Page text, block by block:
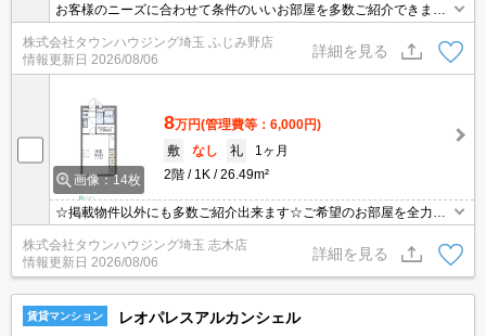
お客様のニーズに合わせて条件のいいお部屋を多数ご紹介できます♪
情報数No.1のタウンハウジングまで是非お問い合わせください！
株式会社タウンハウジング埼玉 ふじみ野店
情報更新日 2026/08/06
詳細を見る
画像：14枚
8万円(管理費等：6,000円)
敷
なし 礼
1ヶ月
2階
1K 26.49m²
☆掲載物件以外にも多数ご紹介出来ます☆ご希望のお部屋を全力で
お探しさせて頂きます♪
株式会社タウンハウジング埼玉 志木店
情報更新日 2026/08/06
詳細を見る
賃貸マンション レオパレスアルカンシェル